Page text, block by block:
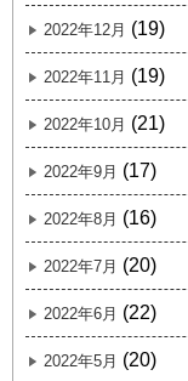
2022年12月 (19)
2022年11月 (19)
2022年10月 (21)
2022年9月 (17)
2022年8月 (16)
2022年7月 (20)
2022年6月 (22)
2022年5月 (20)